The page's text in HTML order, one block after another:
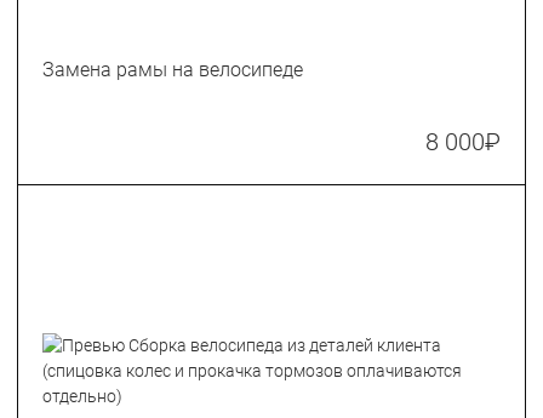
Замена рамы на велосипеде
8 000₽